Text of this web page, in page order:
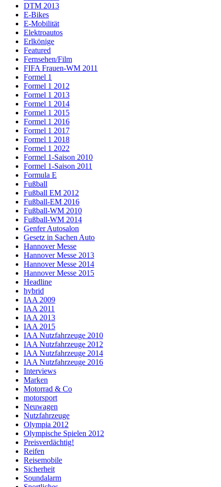
DTM 2013
E-Bikes
E-Mobilität
Elektroautos
Erlkönige
Featured
Fernsehen/Film
FIFA Frauen-WM 2011
Formel 1
Formel 1 2012
Formel 1 2013
Formel 1 2014
Formel 1 2015
Formel 1 2016
Formel 1 2017
Formel 1 2018
Formel 1 2022
Formel 1-Saison 2010
Formel 1-Saison 2011
Formula E
Fußball
Fußball EM 2012
Fußball-EM 2016
Fußball-WM 2010
Fußball-WM 2014
Genfer Autosalon
Gesetz in Sachen Auto
Hannover Messe
Hannover Messe 2013
Hannover Messe 2014
Hannover Messe 2015
Headline
hybrid
IAA 2009
IAA 2011
IAA 2013
IAA 2015
IAA Nutzfahrzeuge 2010
IAA Nutzfahrzeuge 2012
IAA Nutzfahrzeuge 2014
IAA Nutzfahrzeuge 2016
Interviews
Marken
Motorrad & Co
motorsport
Neuwagen
Nutzfahrzeuge
Olympia 2012
Olympische Spielen 2012
Preisverdächtig!
Reifen
Reisemobile
Sicherheit
Soundalarm